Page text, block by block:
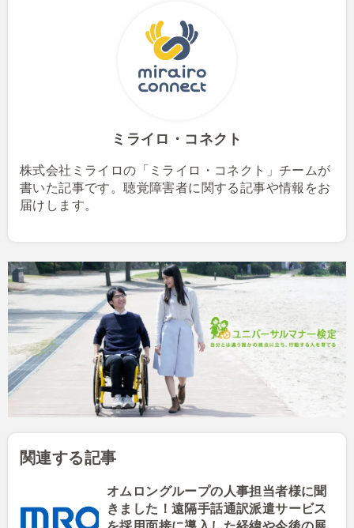
ミライロ・コネクト
株式会社ミライロの「ミライロ・コネクト」チームが
書いた記事です。聴覚障害者に関する記事や情報をお
届けします。
関連する記事
オムロングループの人事担当者様に聞
きました！遠隔手話通訳派遣サービス